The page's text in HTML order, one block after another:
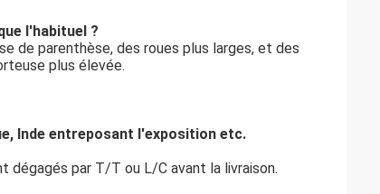
l'habituel ?
de parenthèse, des roues plus larges, et des
plus élevée.
Inde entreposant l'exposition etc.
dégagés par T/T ou L/C avant la livraison.